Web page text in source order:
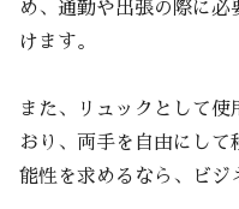
め、通勤や出張の際に
けます。
また、リュックとして使
おり、両手を自由にし
能性を求めるなら、ビジ